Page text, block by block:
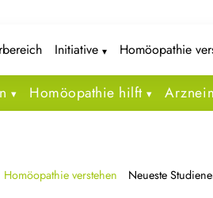
Initiative Homöopathie
Homöopathie hilft
Homöopathie verstehen Neueste